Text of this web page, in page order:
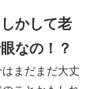
かして老
なの！？
はまだまだ大丈